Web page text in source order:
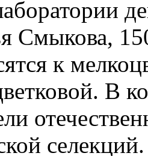
Смыкова,
к
В
селекций.